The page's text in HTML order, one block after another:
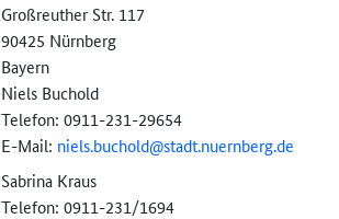
Großreuther Str. 117
90425 Nürnberg
Bayern
Niels Buchold
Telefon: 0911-231-29654
E-Mail: niels.buchold@stadt.nuernberg.de
Sabrina Kraus
Telefon: 0911-231/1694